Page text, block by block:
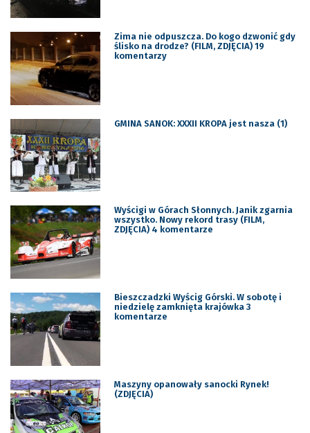
Zima nie odpuszcza. Do kogo dzwonić gdy
ślisko na drodze? (FILM, ZDJĘCIA) 19
komentarzy
GMINA SANOK: XXXII KROPA jest nasza (1)
Wyścigi w Górach Słonnych. Janik zgarnia
wszystko. Nowy rekord trasy (FILM,
ZDJĘCIA) 4 komentarze
Bieszczadzki Wyścig Górski. W sobotę i
niedzielę zamknięta krajówka 3
komentarze
Maszyny opanowały sanocki Rynek!
(ZDJĘCIA)